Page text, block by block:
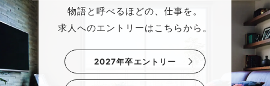
物語と呼べるほどの、仕事を。
求人へのエントリーはこちらから。
2027年卒エントリー